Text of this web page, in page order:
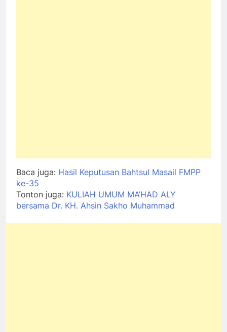
Baca juga: Hasil Keputusan Bahtsul Masail FMPP
ke-35
Tonton juga: KULIAH UMUM MA’HAD ALY
bersama Dr. KH. Ahsin Sakho Muhammad